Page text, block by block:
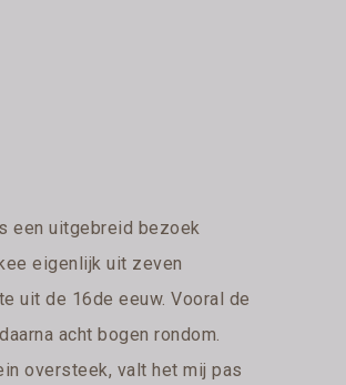
een uitgebreid bezoek
eigenlijk uit zeven
uit de 16de eeuw. Vooral de
acht bogen rondom.
oversteek, valt het mij pas